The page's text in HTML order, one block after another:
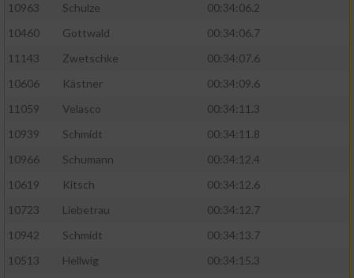
10963
Schulze
00:34:06.2
10460
Gottwald
00:34:06.7
11143
Zwetschke
00:34:07.6
10606
Kästner
00:34:09.6
11059
Velasco
00:34:11.3
10939
Schmidt
00:34:11.8
10966
Schumann
00:34:12.4
10619
Kitsch
00:34:12.6
10723
Liebetrau
00:34:12.7
10942
Schmidt
00:34:13.7
10513
Hellwig
00:34:15.3